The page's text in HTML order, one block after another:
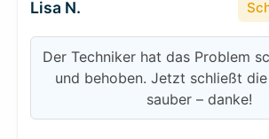
Lisa N.
Der Techniker hat das Problem
und behoben. Jetzt schließt
sauber – danke!